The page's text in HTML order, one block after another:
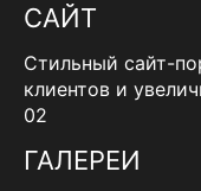
САЙТ
Стильный сайт-
клиентов и
02
ГАЛЕРЕИ